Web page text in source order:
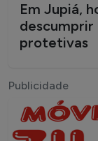
Em Jupiá,
protetivas
Publicidade